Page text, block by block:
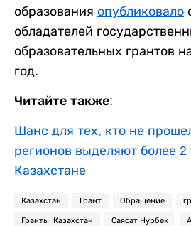
образования опубликовало
обладателей
образовательных грантов
год.
Читайте также:
Шанс для тех, кто не
регионов выделяют более 2
Казахстане
Казахстан Грант Обращение
Гранты. Казахстан Саясат Нурбек